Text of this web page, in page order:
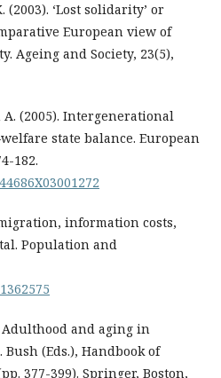
(2003). ‘Lost solidarity’ or
European view of
Ageing and Society, 23(5),
A. (2005). Intergenerational
state balance. European
182.
migration, information costs,
Population and
Adulthood and aging in
(Eds.), Handbook of
377-399). Springer, Boston,